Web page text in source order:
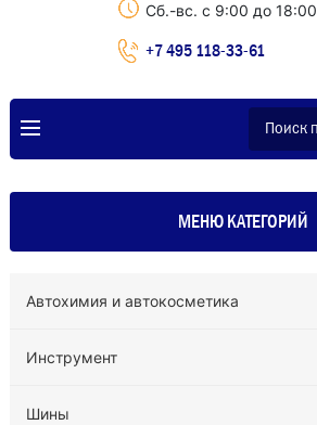
Сб.-вс. с 9:00 до 18:00
+7 495 118-33-61
МЕНЮ КАТЕГОРИЙ
Автохимия и автокосметика
Инструмент
Шины